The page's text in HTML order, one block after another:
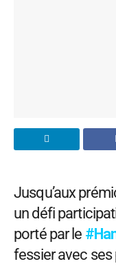
Jusqu’aux
un défi
porté par le
fessier avec